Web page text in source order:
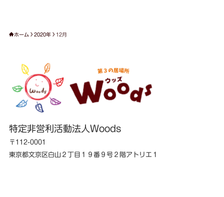
ホーム 2020年 12月
特定非営利活動法人Woods
〒112-0001
東京都文京区白山２丁目１９番９号２階アトリエ１